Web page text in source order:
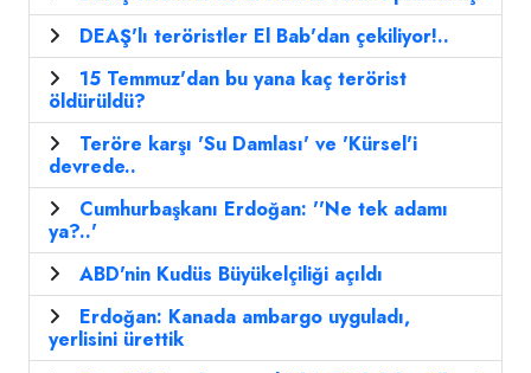
DEAŞ'lı teröristler El Bab'dan çekiliyor!..
15 Temmuz'dan bu yana kaç terörist
öldürüldü?
Teröre karşı 'Su Damlası' ve 'Kürsel'i
devrede..
Cumhurbaşkanı Erdoğan: ''Ne tek adamı
ya?..'
ABD'nin Kudüs Büyükelçiliği açıldı
Erdoğan: Kanada ambargo uyguladı,
yerlisini ürettik